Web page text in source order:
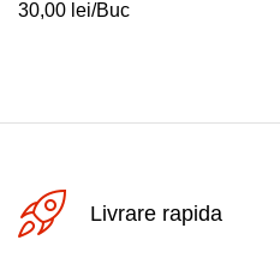
30,00 lei/Buc
Livrare rapida